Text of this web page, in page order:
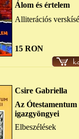
Álom és értelem
Alliterációs
15 RON
Csire Gabriella
Az Ótestamentum
igazgyöngyei
Elbeszélések